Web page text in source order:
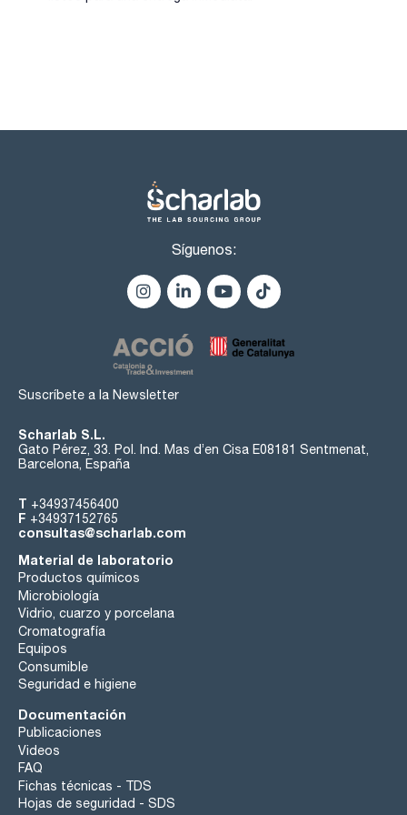
Síguenos:
Suscríbete a la Newsletter
Scharlab S.L.
Gato Pérez, 33. Pol. Ind. Mas d’en Cisa E08181 Sentmenat,
Barcelona, España
T +34937456400
F +34937152765
consultas@scharlab.com
Material de laboratorio
Productos químicos
Microbiología
Vidrio, cuarzo y porcelana
Cromatografía
Equipos
Consumible
Seguridad e higiene
Documentación
Publicaciones
Videos
FAQ
Fichas técnicas - TDS
Hojas de seguridad - SDS